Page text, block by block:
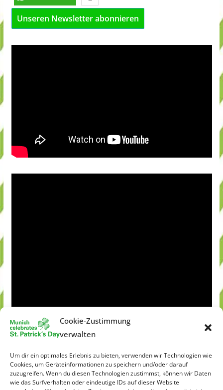
Cookie-Zustimmung
verwalten
Um dir ein optimales Erlebnis zu bieten, verwenden wir Technologien wie
Cookies, um Geräteinformationen zu speichern und/oder darauf
zuzugreifen. Wenn du diesen Technologien zustimmst, können wir Daten
wie das Surfverhalten oder eindeutige IDs auf dieser Website
Unseren Newsletter abonnieren